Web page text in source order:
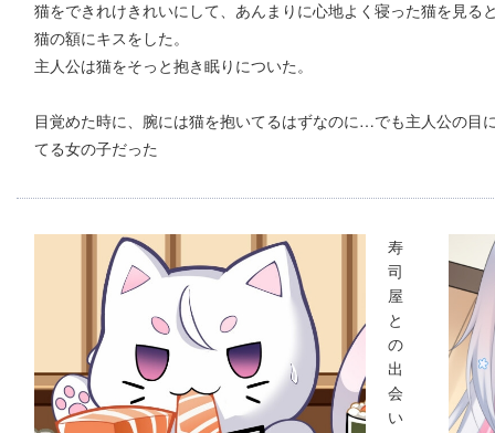
猫をできれけきれいにして、あんまりに心地よく寝った猫を見る
猫の額にキスをした。
主人公は猫をそっと抱き眠りについた。
目覚めた時に、腕には猫を抱いてるはずなのに…でも主人公の目
てる女の子だった
寿
司
屋
と
の
出
会
い